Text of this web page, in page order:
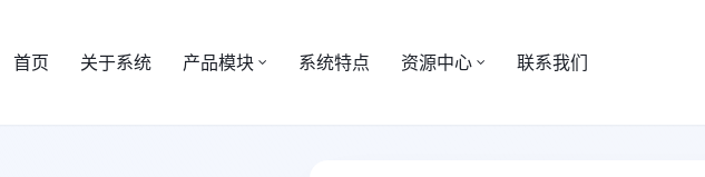
首页 关于系统 产品模块 系统特点 资源中心 联系我们